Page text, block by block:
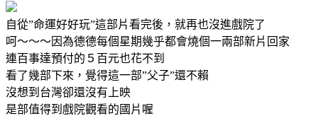
自從”命運好好玩”這部片看完後，就再也沒進戲院了
呵～～～因為德德每個星期幾乎都會燒個一兩部新片回家
連百事達預付的５百元也花不到
看了幾部下來，覺得這一部”父子”還不賴
沒想到台灣卻還沒有上映
是部值得到戲院觀看的國片喔